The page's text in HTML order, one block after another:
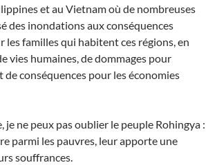
et au Vietnam où de nombreuses
des inondations aux conséquences
les familles qui habitent ces régions, en
vies humaines, de dommages pour
de conséquences pour les économies
je ne peux pas oublier le peuple Rohingya :
parmi les pauvres, leur apporte une
souffrances.